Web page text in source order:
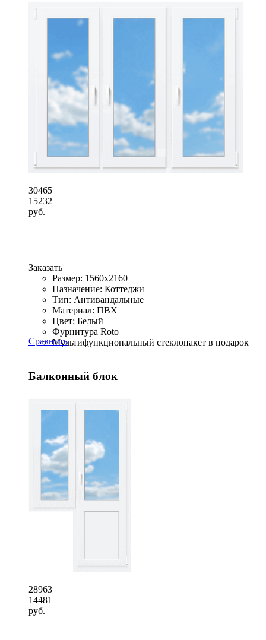
30465
15232
руб.
Заказать
Размер: 1560x2160
Назначение: Коттеджи
Тип: Антивандальные
Материал: ПВХ
Цвет: Белый
Фурнитура Roto
Мультифункциональный стеклопакет в подарок
Сравнить
Балконный блок
28963
14481
руб.